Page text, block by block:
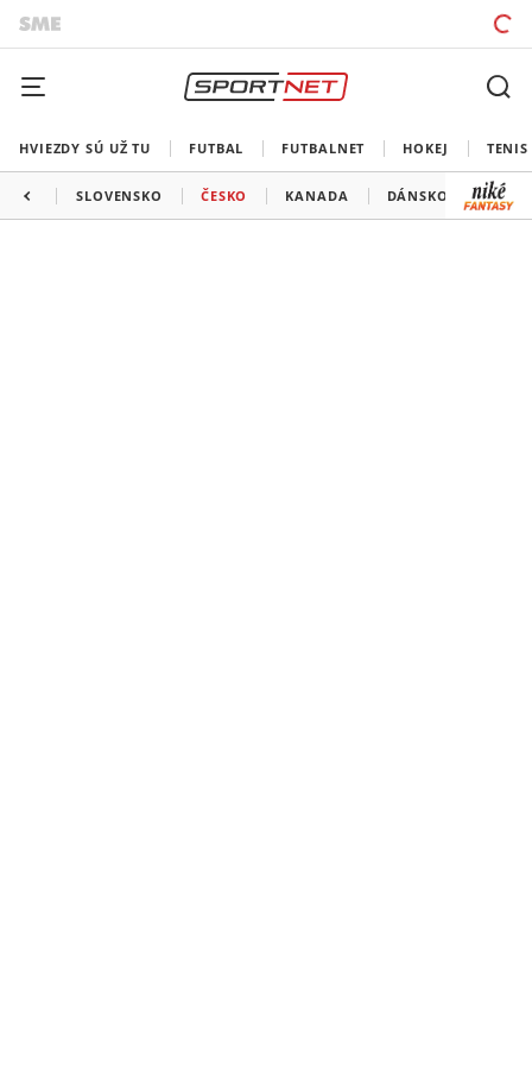
HVIEZDY SÚ UŽ TU FUTBAL FUTBALNET HOKEJ TENIS
SLOVENSKO ČESKO KANADA DÁNSKO